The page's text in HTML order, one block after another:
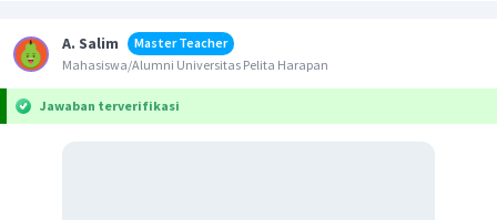
A. Salim
Master Teacher
Mahasiswa/Alumni Universitas Pelita Harapan
Jawaban terverifikasi